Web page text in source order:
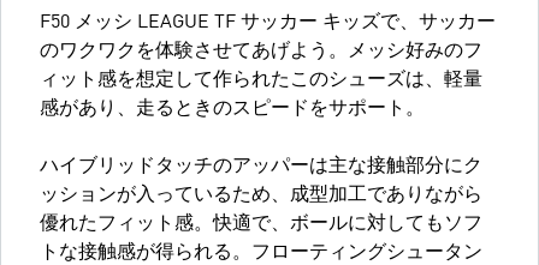
F50 メッシ LEAGUE TF サッカー キッズで、サッカー
のワクワクを体験させてあげよう。メッシ好みのフ
ィット感を想定して作られたこのシューズは、軽量
感があり、走るときのスピードをサポート。
ハイブリッドタッチのアッパーは主な接触部分にク
ッションが入っているため、成型加工でありながら
優れたフィット感。快適で、ボールに対してもソフ
トな接触感が得られる。フローティングシュータン